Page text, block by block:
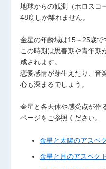
地球からの観測（ホロスコ
48度しか離れません。
金星の年齢域は15～25歳で
この時期は思春期や青年期
成されます。
恋愛感情が芽生えたり、音
心も深まるでしょう。
金星と各天体や感受点が作
ページをご参照ください。
金星と太陽のアスペ
金星と月のアスペクト